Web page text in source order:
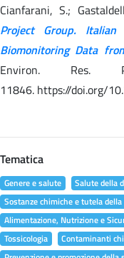
Cianfarani, S.;
Project Group.
Biomonitoring Data
Environ. Res.
11846. https://doi.org/
Tematica
Genere e salute
Salute della
Sostanze chimiche e tutela
Alimentazione, Nutrizione e
Tossicologia
Contaminanti